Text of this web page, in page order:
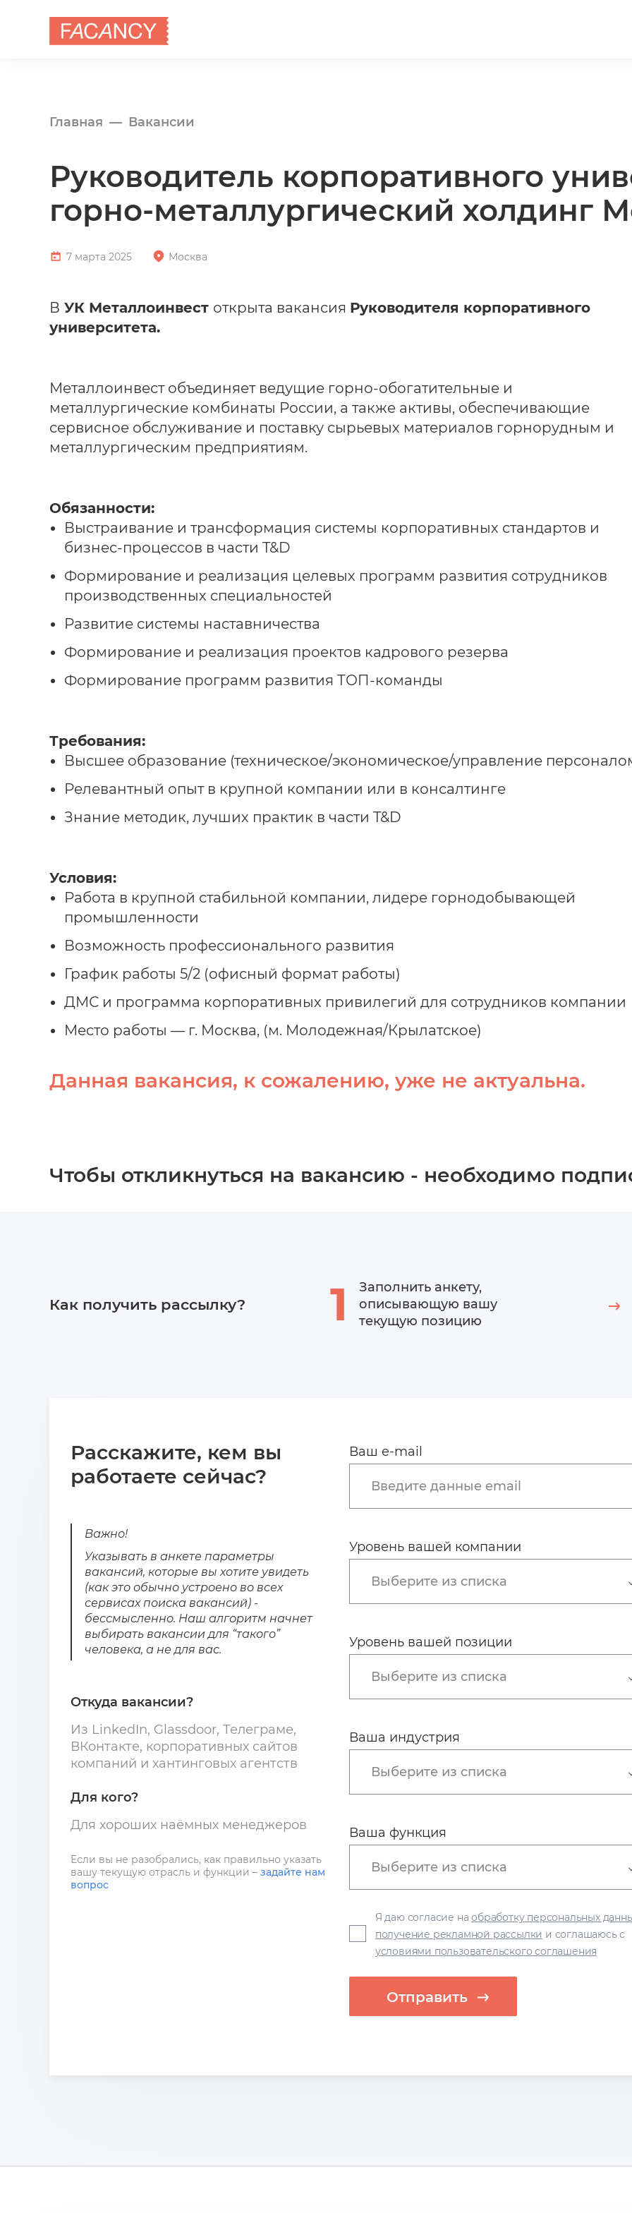
Главная Вакансии
Руководитель корпоративного
горно-металлургический холдинг
7 марта 2025 Москва
В УК Металлоинвест открыта вакансия Руководителя корпоративного
университета.
Металлоинвест объединяет ведущие горно-обогатительные и
металлургические комбинаты России, а также активы, обеспечивающие
сервисное обслуживание и поставку сырьевых материалов горнорудным и
металлургическим предприятиям.
Обязанности:
Выстраивание и трансформация системы корпоративных стандартов и
бизнес-процессов в части T&D
Формирование и реализация целевых программ развития сотрудников
производственных специальностей
Развитие системы наставничества
Формирование и реализация проектов кадрового резерва
Формирование программ развития ТОП-команды
Требования:
Высшее образование (техническое/экономическое/управление
Релевантный опыт в крупной компании или в консалтинге
Знание методик, лучших практик в части T&D
Условия:
Работа в крупной стабильной компании, лидере горнодобывающей
промышленности
Возможность профессионального развития
График работы 5/2 (офисный формат работы)
ДМС и программа корпоративных привилегий для сотрудников компании
Место работы — г. Москва, (м. Молодежная/Крылатское)
Данная вакансия, к сожалению, уже не актуальна.
Чтобы откликнуться на вакансию - необходимо
Как получить рассылку? 1
Заполнить анкету,
описывающую вашу
текущую позицию
Расскажите, кем вы
работаете сейчас?
Важно!
Указывать в анкете параметры
вакансий, которые вы хотите увидеть
(как это обычно устроено во всех
сервисах поиска вакансий) -
бессмысленно. Наш алгоритм начнет
выбирать вакансии для “такого”
человека, а не для вас.
Откуда вакансии?
Из LinkedIn, Glassdoor, Телеграме,
ВКонтакте, корпоративных сайтов
компаний и хантинговых агентств
Для кого?
Для хороших наёмных менеджеров
Если вы не разобрались, как правильно указать
вашу текущую отрасль и функции – задайте нам
вопрос
Ваш e-mail
Введите данные email
Уровень вашей компании
Выберите из списка
Уровень вашей позиции
Выберите из списка
Ваша индустрия
Выберите из списка
Ваша функция
Выберите из списка
Я даю согласие наобработку персональных
получение рекламной рассылки и соглашаюсь с
условиями пользовательского соглашения
Отправить